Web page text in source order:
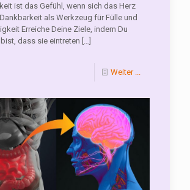
ist das Gefühl, wenn sich das Herz
als Werkzeug für Fülle und
Erreiche Deine Ziele, indem Du
dass sie eintreten […]
Weiter ...